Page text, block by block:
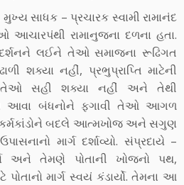
મુખ્ય સાધક – પ્રચારક સ્વામી રામાનંદ
રામાનુજના દળના હતા.
દર્શનને લઈને તેઓ સમાજના રૂઢિગત
શક્યા નહીં, પ્રભુપ્રાપ્તિ માટેની
તેઓ સહી શક્યા નહીં અને તેથી
આવા બંધનોને ફગાવી તેઓ આગળ
બદલે આત્મખોજ અને સગુણ
માર્ગ દર્શાવ્યો. સંપ્રદાયે –
અને તેમણે પોતાની ખોજનો પથ,
પોતાનો માર્ગ સ્વયં કંડાર્યો. તેમના આ